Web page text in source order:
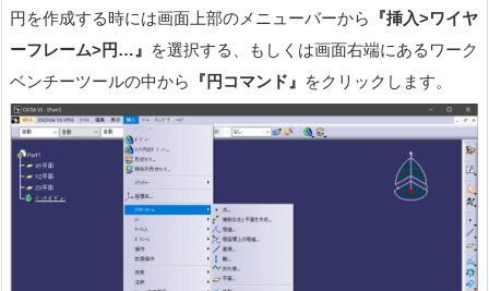
円を作成する時には画面上部のメニューバーから
『挿入>ワイヤ
ーフレーム>円…』 を選択する、もしくは画面右端にあるワーク
ベンチーツールの中から
『円コマンド』 をクリックします。